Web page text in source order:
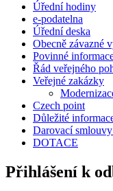
Úřední hodiny
e-podatelna
Úřední deska
Obecně závazné
Povinné
Řád veřejného
Veřejné zakázky
Czech point
Důležité
Darovací
DOTACE
Přihlášení k